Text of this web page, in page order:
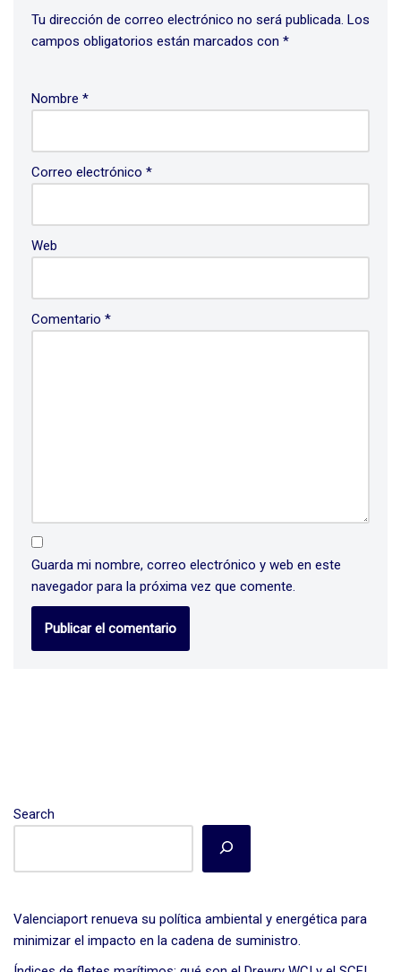
Tu dirección de correo electrónico no será publicada. Los
campos obligatorios están marcados con *
Nombre *
Correo electrónico *
Web
Comentario *
Guarda mi nombre, correo electrónico y web en este
navegador para la próxima vez que comente.
Search
Valenciaport renueva su política ambiental y energética para
minimizar el impacto en la cadena de suministro.